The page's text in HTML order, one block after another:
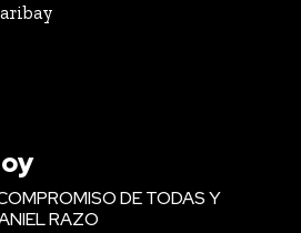
DE TODAS Y
RAZO